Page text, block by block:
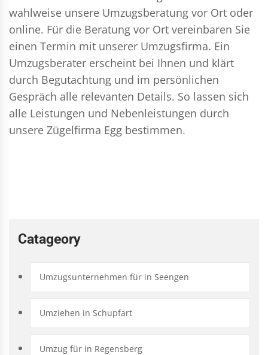
wahlweise unsere Umzugsberatung vor Ort oder
online. Für die Beratung vor Ort vereinbaren Sie
einen Termin mit unserer Umzugsfirma. Ein
Umzugsberater erscheint bei Ihnen und klärt
durch Begutachtung und im persönlichen
Gespräch alle relevanten Details. So lassen sich
alle Leistungen und Nebenleistungen durch
unsere Zügelfirma Egg bestimmen.
Catageory
Umzugsunternehmen für in Seengen
Umziehen in Schupfart
Umzug für in Regensberg